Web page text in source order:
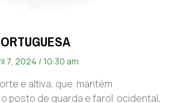
7, 2024 10:30 am
e altiva, que mantém
posto de guarda e farol ocidental,